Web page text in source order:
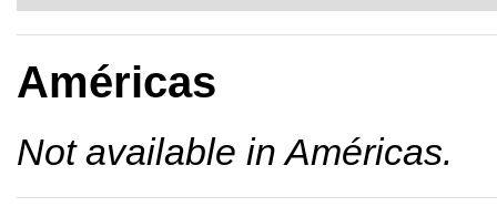
Américas
Not available in Américas.